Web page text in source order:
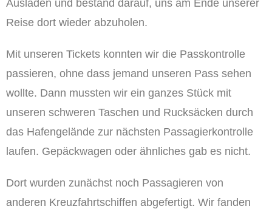
Ausladen und bestand darauf, uns am Ende unserer
Reise dort wieder abzuholen.
Mit unseren Tickets konnten wir die Passkontrolle
passieren, ohne dass jemand unseren Pass sehen
wollte. Dann mussten wir ein ganzes Stück mit
unseren schweren Taschen und Rucksäcken durch
das Hafengelände zur nächsten Passagierkontrolle
laufen. Gepäckwagen oder ähnliches gab es nicht.
Dort wurden zunächst noch Passagieren von
anderen Kreuzfahrtschiffen abgefertigt. Wir fanden